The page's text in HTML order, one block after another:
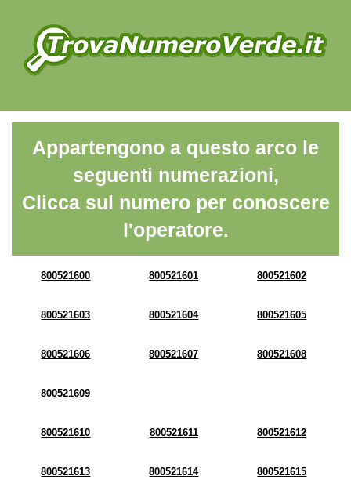
Appartengono a questo arco le
seguenti numerazioni,
Clicca sul numero per conoscere
l'operatore.
800521600 800521601 800521602
800521603 800521604 800521605
800521606 800521607 800521608
800521609
800521610 800521611 800521612
800521613 800521614 800521615